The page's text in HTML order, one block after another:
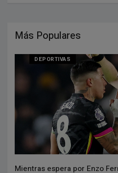
Más Populares
DEPORTIVAS
Mientras espera por Enzo